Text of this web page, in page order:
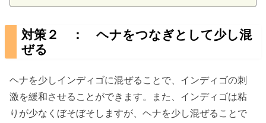
対策２ ： ヘナをつなぎとして少し混
ぜる
ヘナを少しインディゴに混ぜることで、インディゴの刺
激を緩和させることができます。また、インディゴは粘
りが少なくぼそぼそしますが、ヘナを少し混ぜることで